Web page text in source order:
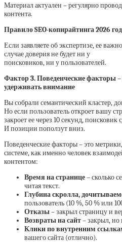
Материал актуален – регулярно
контента.
Правило SEO-копирайтинга 2026
Если заявляете об экспертизе, ее
случае доверия не будет ни у
поисковиков, ни у пользователей.
Фактор 3. Поведенческие факторы –
удерживать внимание
Вы собрали семантический кластер,
Но если пользователь откроет вашу
закроет ее через 10 секунд,
И позиции поползут вниз.
Поведенческие факторы – это
системе, как именно человек
контентом:
Время на странице– сколько
читая текст.
Глубина скролла,
пользователь (10 %, 50 % или
Отказы– закрыл страницу и
Возвраты на сайт– закрыл,
Клики по внутренним
вашего сайта (отлично).